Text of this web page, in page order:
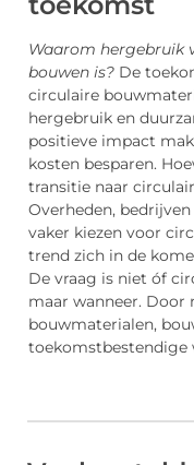
Waarom hergebruik
bouwen is? De
circulaire
hergebruik en
positieve impact
kosten besparen.
transitie naar
Overheden,
vaker kiezen voor
trend zich in de
De vraag is niet óf
maar wanneer. Door
bouwmaterialen,
toekomstbestendige